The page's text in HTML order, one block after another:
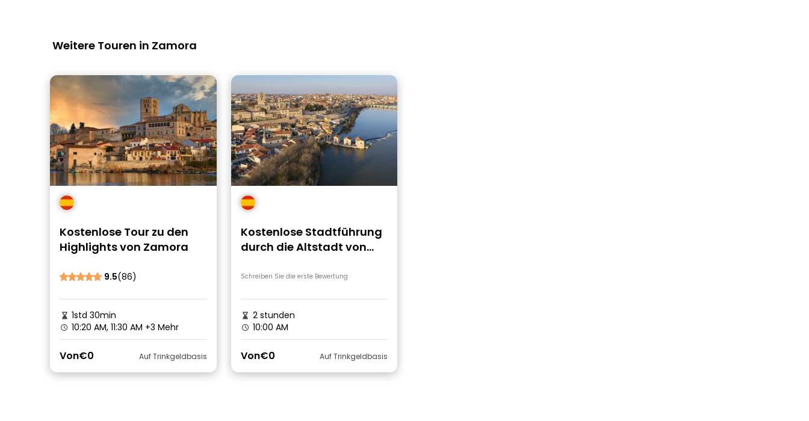
Weitere Touren in Zamora
Kostenlose Tour zu den
Highlights von Zamora
9.5(86)
1std 30min
10:20 AM, 11:30 AM +3 Mehr
Von€0 Auf Trinkgeldbasis
Kostenlose Stadtführung
durch die Altstadt von
Schreiben Sie die erste Bewertung
2 stunden
10:00 AM
Von€0 Auf Trinkgeldbasis